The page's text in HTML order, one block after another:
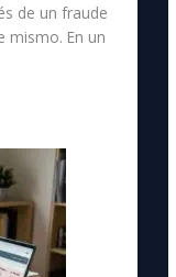
de un fraude
mismo. En un